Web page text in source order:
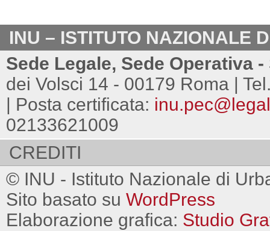
INU – ISTITUTO NAZIONALE
Sede Legale, Sede Operativa
dei Volsci 14 - 00179 Roma |
| Posta certificata:
02133621009
CREDITI
© INU - Istituto Nazionale di
Sito basato su WordPress
Elaborazione grafica: Studio